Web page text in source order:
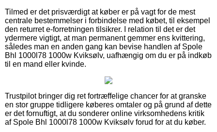
Tilmed er det prisværdigt at køber er på vagt for de mest
centrale bestemmelser i forbindelse med købet, til eksempel
den returret e-forretningen tilsikrer. I relation til det er det
ydermere vigtigt, at man permanent gemmer ens kvittering,
således man en anden gang kan bevise handlen af Spole
Bhl 1000l78 1000w Kviksølv, uafhængig om du er på indkøb
til en mand eller kvinde.
Trustpilot bringer dig ret fortræffelige chancer for at granske
en stor gruppe tidligere køberes omtaler og på grund af dette
er det fornuftigt, at du sonderer online virksomhedens kritik
af Spole Bhl 1000l78 1000w Kviksølv forud for at du køber.